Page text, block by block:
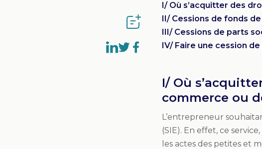
I/ Où s’acquitter des
II/ Cessions de fonds
III/ Cessions de parts
IV/ Faire une cession
I/ Où
commerce ou
L’entrepreneur
(SIE). En effet, ce
les actes des petites et